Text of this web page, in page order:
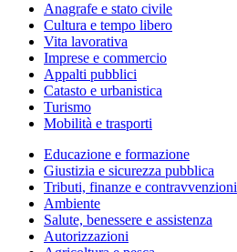
Anagrafe e stato civile
Cultura e tempo libero
Vita lavorativa
Imprese e commercio
Appalti pubblici
Catasto e urbanistica
Turismo
Mobilità e trasporti
Educazione e formazione
Giustizia e sicurezza pubblica
Tributi, finanze e contravvenzioni
Ambiente
Salute, benessere e assistenza
Autorizzazioni